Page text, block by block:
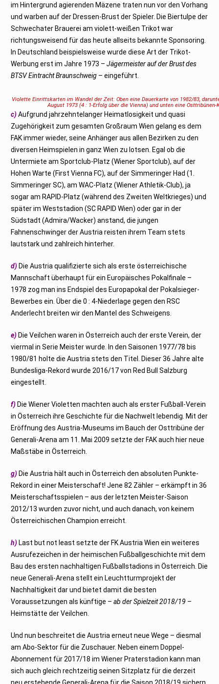
im Hintergrund agierenden Mäzene traten nun vor den Vorhang
und warben auf der Dressen-Brust der Spieler. Die Biertulpe der
Schwechater Brauerei am violett-weißen Trikot war
richtungsweisend für das heute allseits bekannte Sponsoring.
In Deutschland beispielsweise wurde diese Art der Trikot-
Werbung erst im Jahre 1973 –Jägermeister auf der Brust des
BTSV Eintracht Braunschweig – eingeführt.
Violette Einrittskarten im Wandel der Zeit: Oben eine Dauerkarte von 1982/83,
August 1973 (4 : 1-Erfolg über die Vienna) und unten eine
c) Aufgrund jahrzehntelanger Heimatlosigkeit und quasi
Zugehörigkeit zum gesamten Großraum Wien gelang es dem
FAK immer wieder, seine Anhänger aus allen Bezirken zu den
diversen Heimspielen in ganz Wien zu lotsen. Egal ob die
Untermiete am Sportclub-Platz (Wiener Sportclub), auf der
Hohen Warte (First Vienna FC), auf der Simmeringer Had (1.
Simmeringer SC), am WAC-Platz (Wiener Athletik-Club), ja
sogar am RAPID-Platz (während des Zweiten Weltkrieges) und
später im Weststadion (SC RAPID Wien) oder gar in der
Südstadt (Admira/Wacker) anstand, die jungen
Fahnenschwinger der Austria reisten ihrem Team stets
lautstark und zahlreich hinterher.
d) Die Austria qualifizierte sich als erste österreichische
Mannschaft überhaupt für ein Europäisches Pokalfinale –
1978 zog man ins Endspiel des Europapokal der Pokalsieger-
Bewerbes ein. Über die 0 : 4-Niederlage gegen den RSC
Anderlecht breiten wir den Mantel des Schweigens.
e) Die Veilchen waren in Österreich auch der erste Verein, der
viermal in Serie Meister wurde. In den Saisonen 1977/78 bis
1980/81 holte die Austria stets den Titel. Dieser 36 Jahre alte
Bundesliga-Rekord wurde 2016/17 von Red Bull Salzburg
eingestellt.
f) Die Wiener Violetten machten auch als erster Fußball-Verein
in Österreich ihre Geschichte für die Nachwelt lebendig. Mit der
Eröffnung des Austria-Museums im Bauch der Osttribüne der
Generali-Arena am 11. Mai 2009 setzte der FAK auch hier neue
Maßstäbe in Österreich.
g) Die Austria hält auch in Österreich den absoluten Punkte-
Rekord in einer Meisterschaft! Jene 82 Zähler – erkämpft in 36
Meisterschaftsspielen – aus der letzten Meister-Saison
2012/13 wurden zuvor nicht, und auch danach, von keinem
Österreichischen Champion erreicht.
h) Last but not least setzte der FK Austria Wien ein weiteres
Ausrufezeichen in der heimischen Fußballgeschichte mit dem
Bau des ersten nachhaltigen Fußballstadions in Österreich. Die
neue Generali-Arena stellt ein Leuchtturmprojekt der
Nachhaltigkeit dar und bietet damit die besten
Voraussetzungen als künftige –ab der Spielzeit 2018/19 –
Heimstätte der Veilchen.
Und nun beschreitet die Austria erneut neue Wege – diesmal
am Abo-Sektor für die Zuschauer. Neben einem Doppel-
Abonnement für 2017/18 im Wiener Praterstadion kann man
sich auch gleich rechtzeitig seinen Sitzplatz für die derzeit